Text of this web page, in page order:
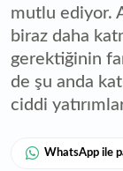
mutlu ediyor.
biraz daha
gerektiğinin
de şu anda
ciddi
WhatsApp ile